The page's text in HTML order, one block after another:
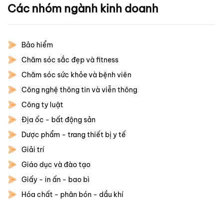
Các nhóm ngành kinh doanh
Bảo hiểm
Chăm sóc sắc đẹp và fitness
Chăm sóc sức khỏe và bệnh viên
Công nghệ thông tin và viễn thông
Công ty luật
Địa ốc - bất động sản
Dược phẩm - trang thiết bị y tế
Giải trí
Giáo dục và đào tạo
Giấy - in ấn - bao bì
Hóa chất - phân bón - dầu khí